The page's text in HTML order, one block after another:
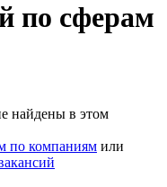
по сферам
найдены в этом
по компаниям или